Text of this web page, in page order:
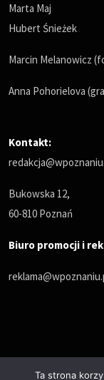
Marta Maj
Hubert Śnieżek
Marcin Melanowicz
Anna Pohorielova
Kontakt:
Bukowska 12,
60-810 Poznań
Biuro promocji i
Ta strona